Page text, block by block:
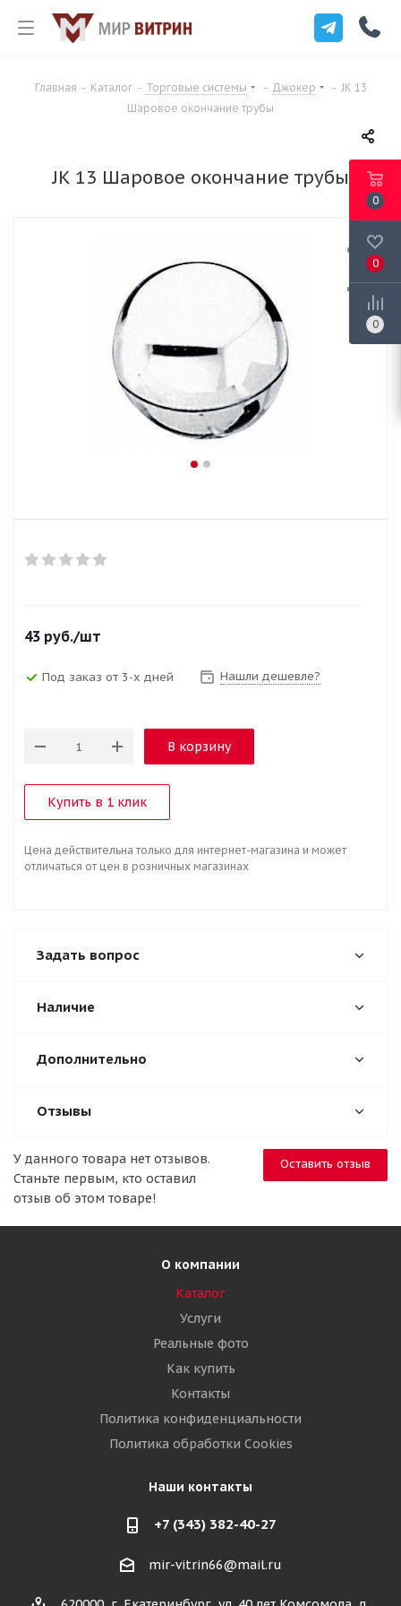
Главная - Каталог - Торговые системы - Джокер - JK 13
Шаровое окончание трубы
JK 13 Шаровое окончание трубы
43 руб./шт
Под заказ от 3-х дней Нашли дешевле?
В корзину
Купить в 1 клик
Цена действительна только для интернет-магазина и может
отличаться от цен в розничных магазинах
Задать вопрос
Наличие
Дополнительно
Отзывы
Оставить отзыв
У данного товара нет отзывов.
Станьте первым, кто оставил
отзыв об этом товаре!
О компании
Каталог
Услуги
Реальные фото
Как купить
Контакты
Политика конфиденциальности
Политика обработки Cookies
Наши контакты
+7 (343) 382-40-27
mir-vitrin66@mail.ru
0
0
0